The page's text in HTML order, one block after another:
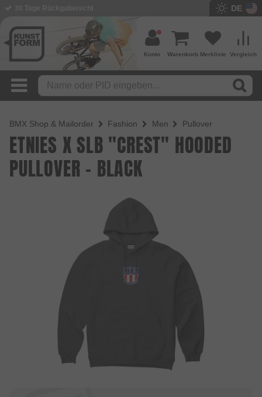
DE
Vergleich
Merkliste
Warenkorb
Konto
BMX Shop & Mailorder Fashion Men Pullover
ETNIES X SLB "CREST" HOODED
PULLOVER - BLACK